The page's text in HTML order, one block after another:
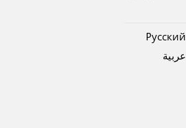
Pусский
عربية